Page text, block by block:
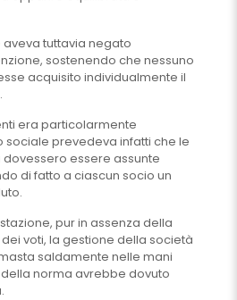
aveva tuttavia negato
sostenendo che nessuno
acquisito individualmente il
era particolarmente
sociale prevedeva infatti che le
essere assunte
di fatto a ciascun socio un
pur in assenza della
voti, la gestione della società
saldamente nelle mani
norma avrebbe dovuto